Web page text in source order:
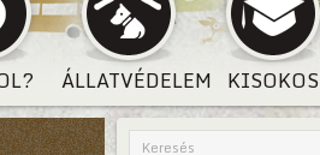
ÁLLATVÉDELEM KISOKOS